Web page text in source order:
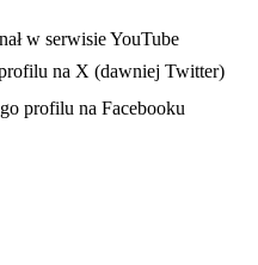
karcie
w serwisie YouTube
na X (dawniej Twitter)
karcie
profilu na Facebooku